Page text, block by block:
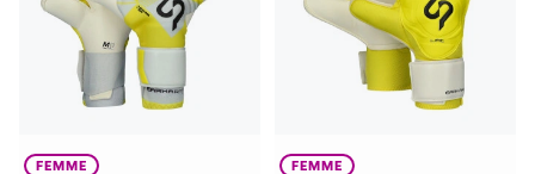
FEMME FEMME